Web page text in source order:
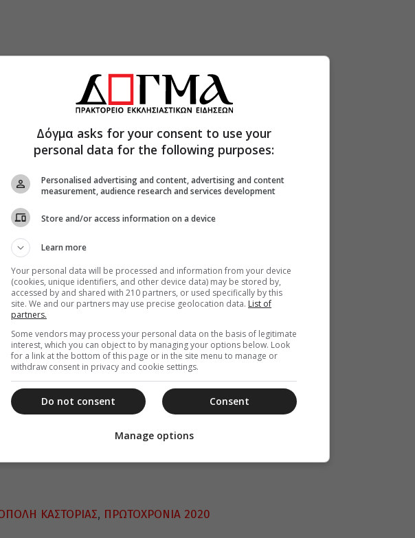
Στεφάνου Σχοινά η εγκύκλιος του
ενιαυτού, υπό τον τίτλο “Έχει ο Θεός”.
έτος, διαβάστηκε η Βασιλόπιτα του Ναού,
το αντίδωρο και την ευλογία του
ΚΑΣΤΟΡΙΑΣ, ΠΡΩΤΟΧΡΟΝΙΑ 2020
Δόγμα asks for your consent to use your
personal data for the following purposes:
Personalised advertising and content, advertising and content
measurement, audience research and services development
Store and/or access information on a device
Learn more
Your personal data will be processed and information from your device
(cookies, unique identifiers, and other device data) may be stored by,
accessed by and shared with 210 partners, or used specifically by this
site. We and our partners may use precise geolocation data. List of
partners.
Some vendors may process your personal data on the basis of legitimate
interest, which you can object to by managing your options below. Look
for a link at the bottom of this page or in the site menu to manage or
withdraw consent in privacy and cookie settings.
Consent
Do not consent
Manage options